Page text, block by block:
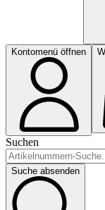
Kontomenü öffnen
Suchen
Suche absenden